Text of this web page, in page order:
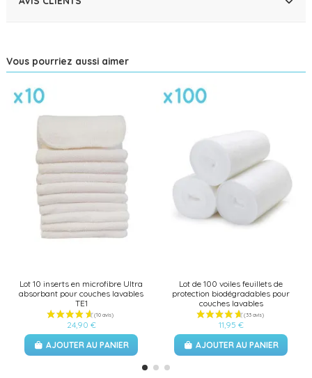
Vous pourriez aussi aimer
Lot 10 inserts en microfibre Ultra
absorbant pour couches lavables
TE1
24,90 €
AJOUTER AU PANIER
Lot de 100 voiles feuillets de
protection biodégradables pour
couches lavables
11,95 €
AJOUTER AU PANIER